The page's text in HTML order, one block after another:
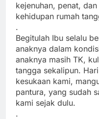
kejenuhan, penat,
kehidupan rumah
.
Begitulah Ibu selalu
anaknya dalam
anaknya masih TK,
tangga sekalipun.
kesukaan kami,
pantura, yang sudah
kami sejak dulu.
.